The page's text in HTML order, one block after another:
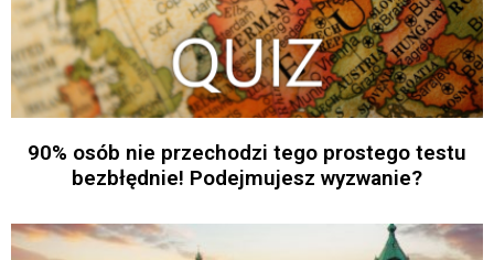
90% osób nie przechodzi tego prostego testu
bezbłędnie! Podejmujesz wyzwanie?